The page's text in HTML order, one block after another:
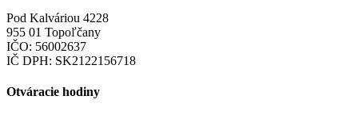
môžete
vybrať
Pod Kalváriou 4228
955 01 Topoľčany
IČO: 56002637
IČ DPH: SK2122156718
Otváracie hodiny